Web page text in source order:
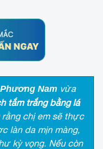
Namvừa
tắm trắng bằng lá
chị em sẽ thực
làn da mịn màng,
kỳ vọng. Nếu còn